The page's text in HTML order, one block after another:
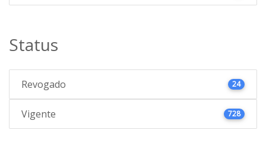
Status
Revogado 24
Vigente 728